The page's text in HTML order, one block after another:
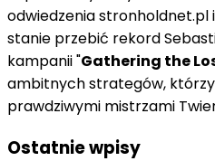
odwiedzenia stronholdnet.pl
stanie przebić rekord
kampanii "Gathering the
ambitnych strategów,
prawdziwymi mistrzami
Ostatnie wpisy